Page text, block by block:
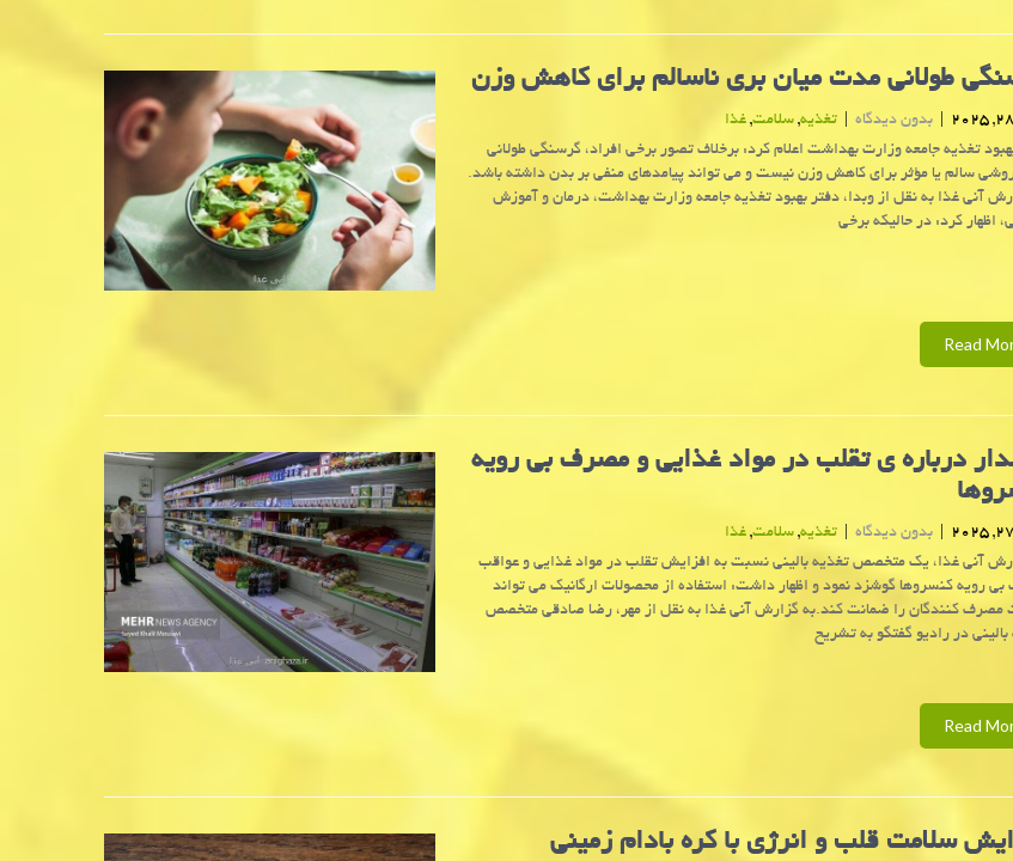
طولانی مدت میان بری ناسالم برای کاهش وزن
بدون دیدگاه تغذیه, سلامت, غذا
تغذیه جامعه وزارت بهداشت اعلام کرد: برخلاف تصور برخی افراد، گرسنگی طولانی
سالم یا مؤثر برای کاهش وزن نیست و می تواند پیامدهای منفی بر بدن داشته باشد.
آنی غذا به نقل از وبدا، دفتر بهبود تغذیه جامعه وزارت بهداشت، درمان و آموزش
اظهار کرد: در حالیکه برخی
Read
درباره ی تقلب در مواد غذایی و مصرف بی رویه
بدون دیدگاه تغذیه, سلامت, غذا
آنی غذا، یک متخصص تغذیه بالینی نسبت به افزایش تقلب در مواد غذایی و عواقب
رویه کنسروها گوشزد نمود و اظهار داشت: استفاده از محصولات ارگانیک می تواند
مصرف کنندگان را ضمانت کند.به گزارش آنی غذا به نقل از مهر، رضا صادقی متخصص
بالینی در رادیو گفتگو به تشریح
Read
سلامت قلب و انرژی با کره بادام زمینی